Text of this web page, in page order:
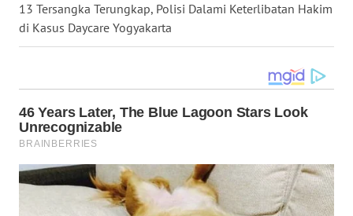
13 Tersangka Terungkap, Polisi Dalami Keterlibatan Hakim
di Kasus Daycare Yogyakarta
MALUT
DAIRI